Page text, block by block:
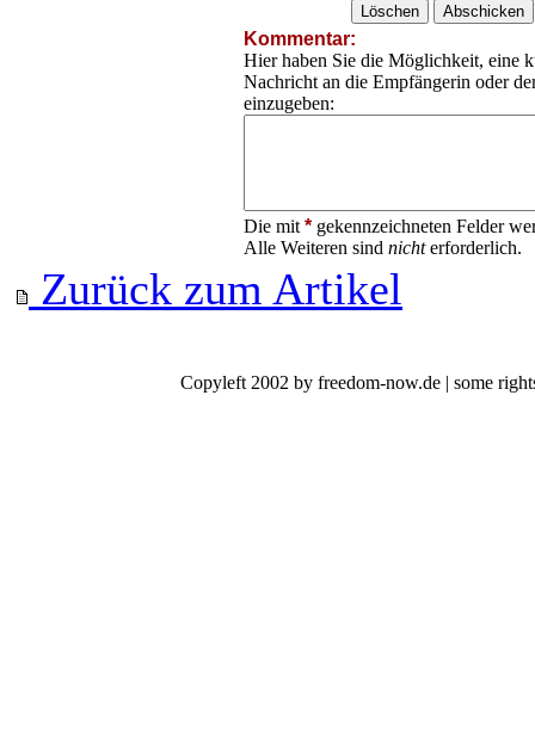
Kommentar:
Hier haben Sie die Möglichkeit, eine
Nachricht an die Empfängerin oder
einzugeben:
Die mit *gekennzeichneten Felder
Alle Weiteren sind nichterforderlich.
Zurück zum Artikel
Copyleft 2002 by freedom-now.de | some